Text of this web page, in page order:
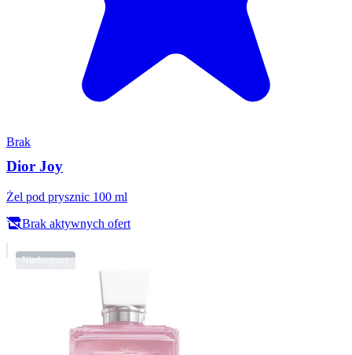
Brak
Dior Joy
Żel pod prysznic 100 ml
Brak aktywnych ofert